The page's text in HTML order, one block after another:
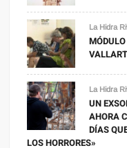
La Hidra
La Hidra
UN
AHORA
DÍAS
LOS HORRORES»